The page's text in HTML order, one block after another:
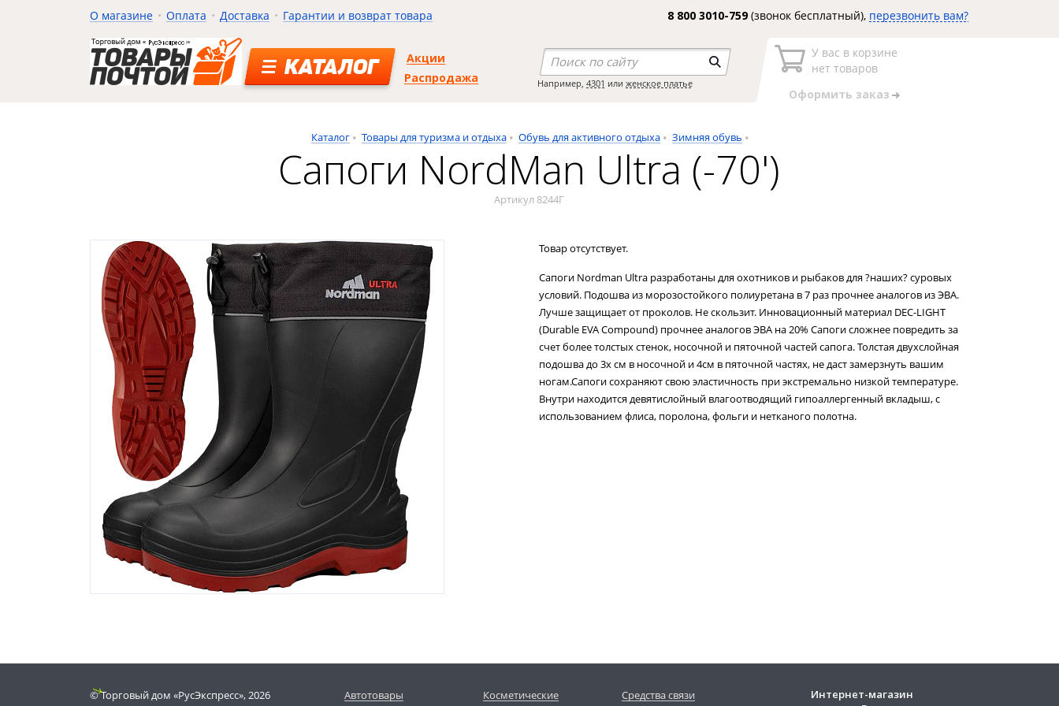
О магазине Оплата Доставка Гарантии и возврат товара 8 800 3010-759(звонок бесплатный), перезвонить вам?
КАТАЛОГ
Акции
Распродажа
Например, 4301 или женское платье
У вас в корзине
нет товаров
Оформить заказ
Каталог Товары для туризма и отдыха Обувь для активного отдыха Зимняя обувь
Сапоги NordMan Ultra (-70')
Артикул 8244Г
Товар отсутствует.
Сапоги Nordman Ultra разработаны для охотников и рыбаков для ?наших? суровых
условий. Подошва из морозостойкого полиуретана в 7 раз прочнее аналогов из ЭВА.
Лучше защищает от проколов. Не скользит. Инновационный материал DEC-LIGHT
(Durable EVA Compound) прочнее аналогов ЭВА на 20% Сапоги сложнее повредить за
счет более толстых стенок, носочной и пяточной частей сапога. Толстая двухслойная
подошва до 3х см в носочной и 4см в пяточной частях, не даст замерзнуть вашим
ногам.Сапоги сохраняют свою эластичность при экстремально низкой температуре.
Внутри находится девятислойный влагоотводящий гипоаллергенный вкладыш, с
использованием флиса, поролона, фольги и нетканого полотна.
© Торговый дом «РусЭкспресс», 2026
Автотовары
Косметические
Средства связи
Интернет-магазин